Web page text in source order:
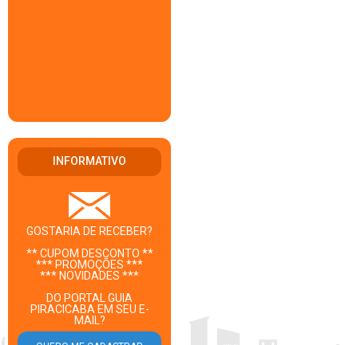
INFORMATIVO
GOSTARIA DE RECEBER?
** CUPOM DESCONTO **
*** PROMOÇÕES ***
*** NOVIDADES ***
DO PORTAL GUIA
PIRACICABA EM SEU E-
MAIL?